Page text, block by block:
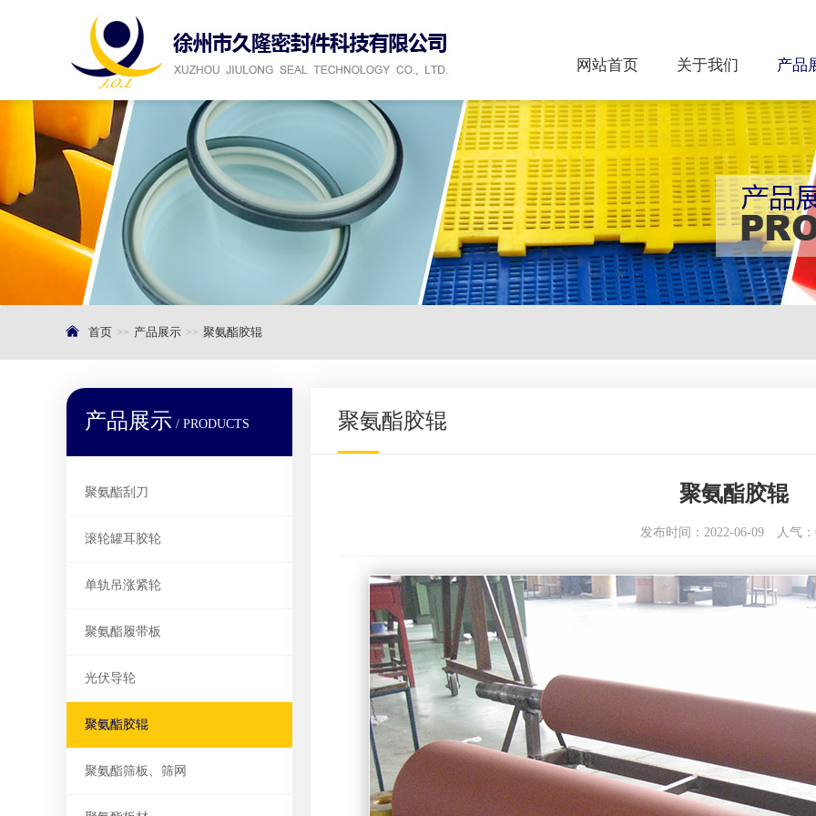
网站首页 关于我们 产品
首页 产品展示 聚氨酯胶辊
产品展示 / PRODUCTS
聚氨酯刮刀
滚轮罐耳胶轮
单轨吊涨紧轮
聚氨酯履带板
光伏导轮
聚氨酯胶辊
聚氨酯筛板、筛网
聚氨酯胶辊
聚氨酯胶辊
发布时间：2022-06-09 人气：